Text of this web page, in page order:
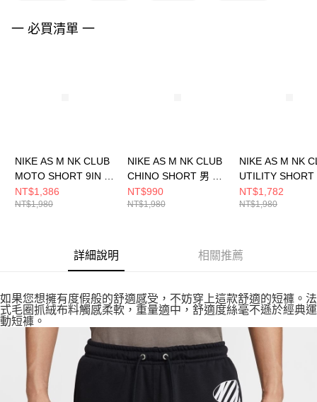
３．未成年的使用者請事先徵得法定代理人或監護人之同意方可使用
「AFTEE先享後付」，若未經同意申辦者引起之損失，本公司不負相關責
一 必買清單 一
NIKE AS M NK CLUB
MOTO SHORT 9IN 男
短褲 IB8254464
NT$1,386
NT$1,980
NIKE AS M NK CLUB
CHINO SHORT 男 短
褲 藍 FZ5773410
NT$990
NT$1,980
NIKE AS M NK
UTILITY SHORT
褲 IH5048297
NT$1,782
NT$1,980
詳細說明 相關推薦
如果您想擁有度假般的舒適感受，不妨穿上這款舒適的短褲。法
式毛圈抓絨布料觸感柔軟，重量適中，舒適度絲毫不遜於經典運
動短褲。